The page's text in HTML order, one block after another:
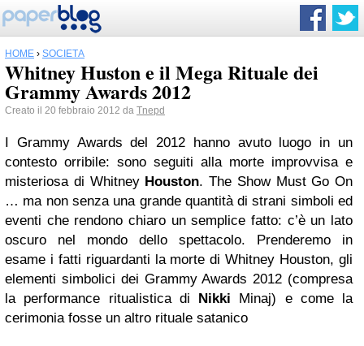
HOME › SOCIETÀ
Whitney Huston e il Mega Rituale dei
Grammy Awards 2012
Creato il 20 febbraio 2012 da Tnepd
I Grammy Awards del 2012 hanno avuto luogo in un
contesto orribile: sono seguiti alla morte improvvisa e
misteriosa di Whitney Houston. The Show Must Go On
… ma non senza una grande quantità di strani simboli ed
eventi che rendono chiaro un semplice fatto: c’è un lato
oscuro nel mondo dello spettacolo. Prenderemo in
esame i fatti riguardanti la morte di Whitney Houston, gli
elementi simbolici dei Grammy Awards 2012 (compresa
la performance ritualistica di Nikki Minaj) e come la
cerimonia fosse un altro rituale satanico